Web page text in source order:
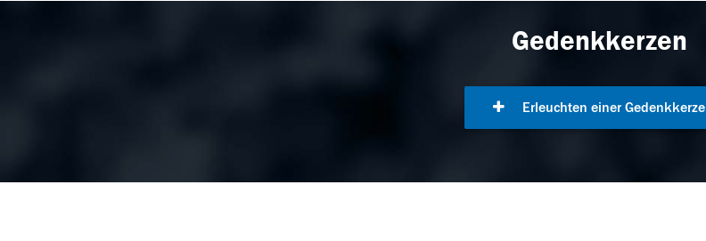
Gedenkkerzen
Erleuchten einer Gedenkkerze